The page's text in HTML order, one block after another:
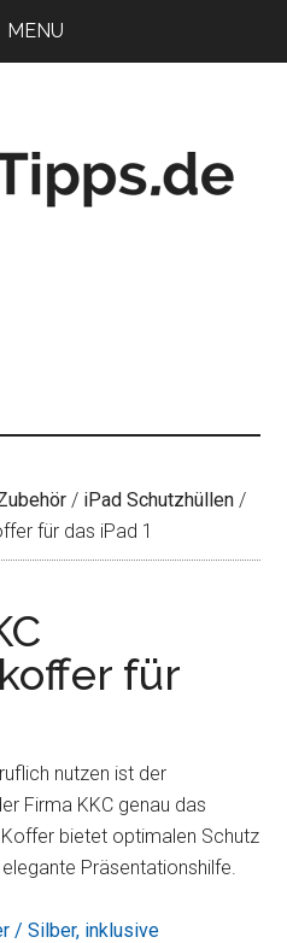
MENU
/ iPad Schutzhüllen /
für das iPad 1
für
nutzen ist der
Firma KKC genau das
bietet optimalen Schutz
Präsentationshilfe.
/ Silber, inklusive